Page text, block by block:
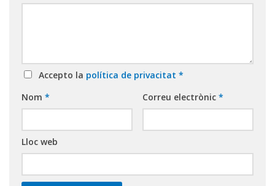
Accepto la política de privacitat *
Nom * Correu electrònic *
Lloc web